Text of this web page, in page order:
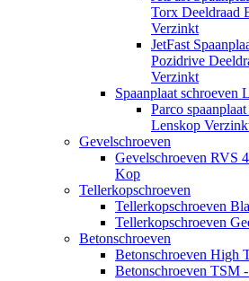
Torx Deeldraad
Verzinkt
JetFast
Pozidrive
Verzinkt
Spaanplaat schroeven
Parco
Lenskop
Gevelschroeven
Gevelschroeven RVS
Kop
Tellerkopschroeven
Tellerkopschroeven
Tellerkopschroeven
Betonschroeven
Betonschroeven High
Betonschroeven TSM